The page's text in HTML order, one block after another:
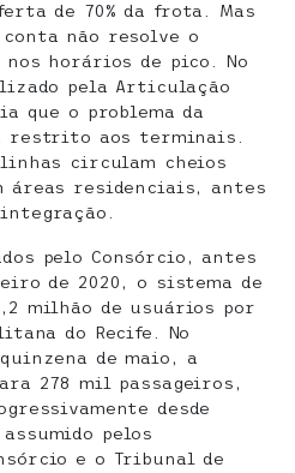
de 70% da frota. Mas
conta não resolve o
horários de pico. No
pela Articulação
que o problema da
restrito aos terminais.
linhas circulam cheios
áreas residenciais, antes
integração.
pelo Consórcio, antes
de 2020, o sistema de
milhão de usuários por
do Recife. No
de maio, a
278 mil passageiros,
desde
pelos
e o Tribunal de